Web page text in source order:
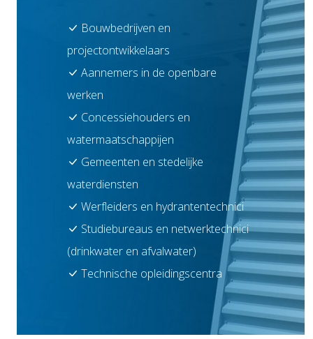
Bouwbedrijven en
projectontwikkelaars
Aannemers in de openbare
werken
Concessiehouders en
watermaatschappijen
Gemeenten en stedelijke
waterdiensten
Werfleiders en hydrantentechnici
Studiebureaus en netwerktechnici
(drinkwater en afvalwater)
Technische opleidingscentra